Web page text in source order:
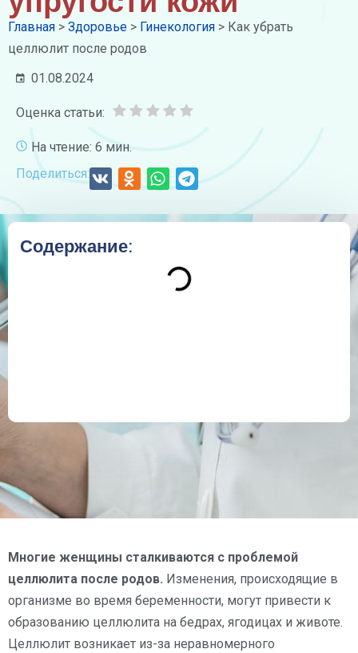
Главная > Здоровье > Гинекология > Как убрать
целлюлит после родов
01.08.2024
Оценка статьи:
На чтение: 6 мин.
Поделиться:
Содержание:
Многие женщины сталкиваются с проблемой
целлюлита после родов. Изменения, происходящие в
организме во время беременности, могут привести к
образованию целлюлита на бедрах, ягодицах и животе.
Целлюлит возникает из-за неравномерного